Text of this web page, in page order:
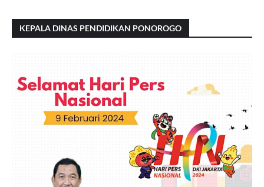
KEPALA DINAS PENDIDIKAN PONOROGO